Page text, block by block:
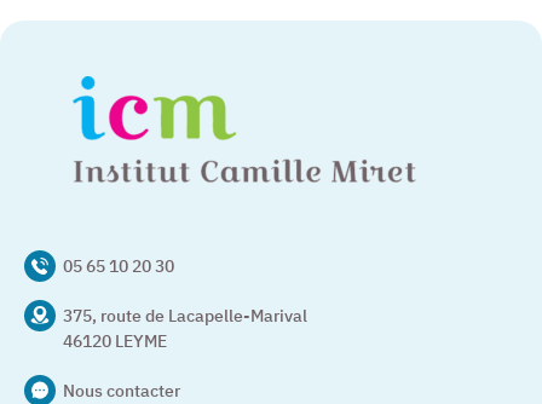
05 65 10 20 30
375, route de Lacapelle-Marival
46120 LEYME
Nous contacter